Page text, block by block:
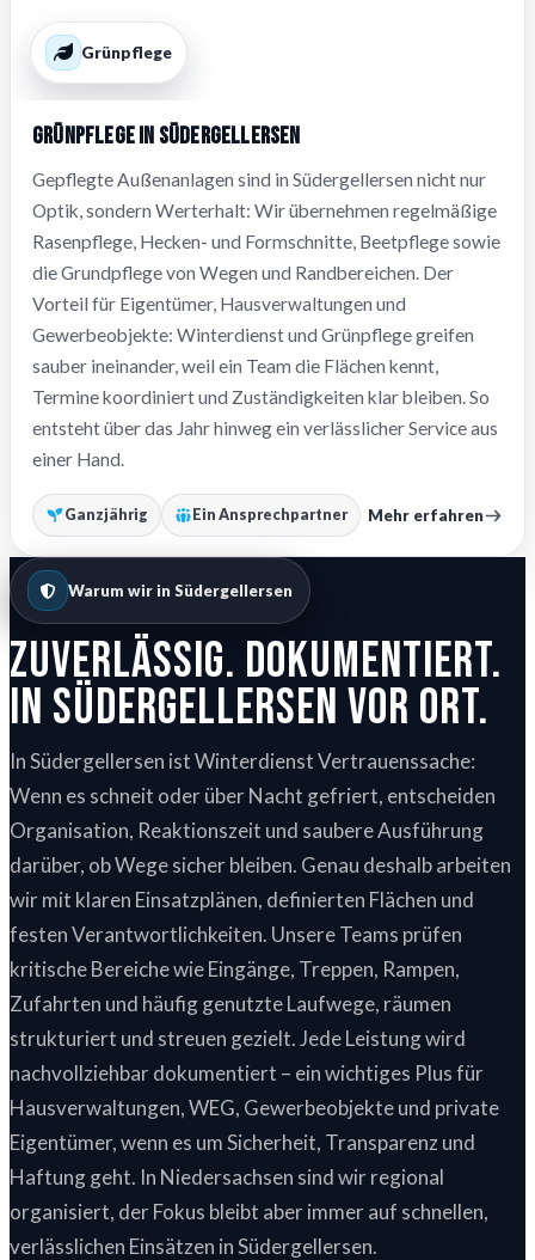
Grünpflege
Grünpflege in Südergellersen
Gepflegte Außenanlagen sind in Südergellersen nicht nur
Optik, sondern Werterhalt: Wir übernehmen regelmäßige
Rasenpflege, Hecken- und Formschnitte, Beetpflege sowie
die Grundpflege von Wegen und Randbereichen. Der
Vorteil für Eigentümer, Hausverwaltungen und
Gewerbeobjekte: Winterdienst und Grünpflege greifen
sauber ineinander, weil ein Team die Flächen kennt,
Termine koordiniert und Zuständigkeiten klar bleiben. So
entsteht über das Jahr hinweg ein verlässlicher Service aus
einer Hand.
Ganzjährig Ein Ansprechpartner Mehr erfahren
Warum wir in Südergellersen
Zuverlässig. Dokumentiert.
In Südergellersen vor Ort.
In Südergellersen ist Winterdienst Vertrauenssache:
Wenn es schneit oder über Nacht gefriert, entscheiden
Organisation, Reaktionszeit und saubere Ausführung
darüber, ob Wege sicher bleiben. Genau deshalb arbeiten
wir mit klaren Einsatzplänen, definierten Flächen und
festen Verantwortlichkeiten. Unsere Teams prüfen
kritische Bereiche wie Eingänge, Treppen, Rampen,
Zufahrten und häufig genutzte Laufwege, räumen
strukturiert und streuen gezielt. Jede Leistung wird
nachvollziehbar dokumentiert – ein wichtiges Plus für
Hausverwaltungen, WEG, Gewerbeobjekte und private
Eigentümer, wenn es um Sicherheit, Transparenz und
Haftung geht. In Niedersachsen sind wir regional
organisiert, der Fokus bleibt aber immer auf schnellen,
verlässlichen Einsätzen in Südergellersen.